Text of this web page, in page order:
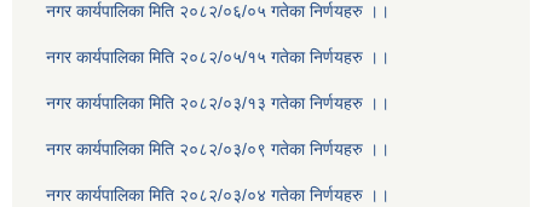
नगर कार्यपालिका मिति २०८२/०६/०५ गतेका निर्णयहरु ।।
नगर कार्यपालिका मिति २०८२/०५/१५ गतेका निर्णयहरु ।।
नगर कार्यपालिका मिति २०८२/०३/१३ गतेका निर्णयहरु ।।
नगर कार्यपालिका मिति २०८२/०३/०९ गतेका निर्णयहरु ।।
नगर कार्यपालिका मिति २०८२/०३/०४ गतेका निर्णयहरु ।।